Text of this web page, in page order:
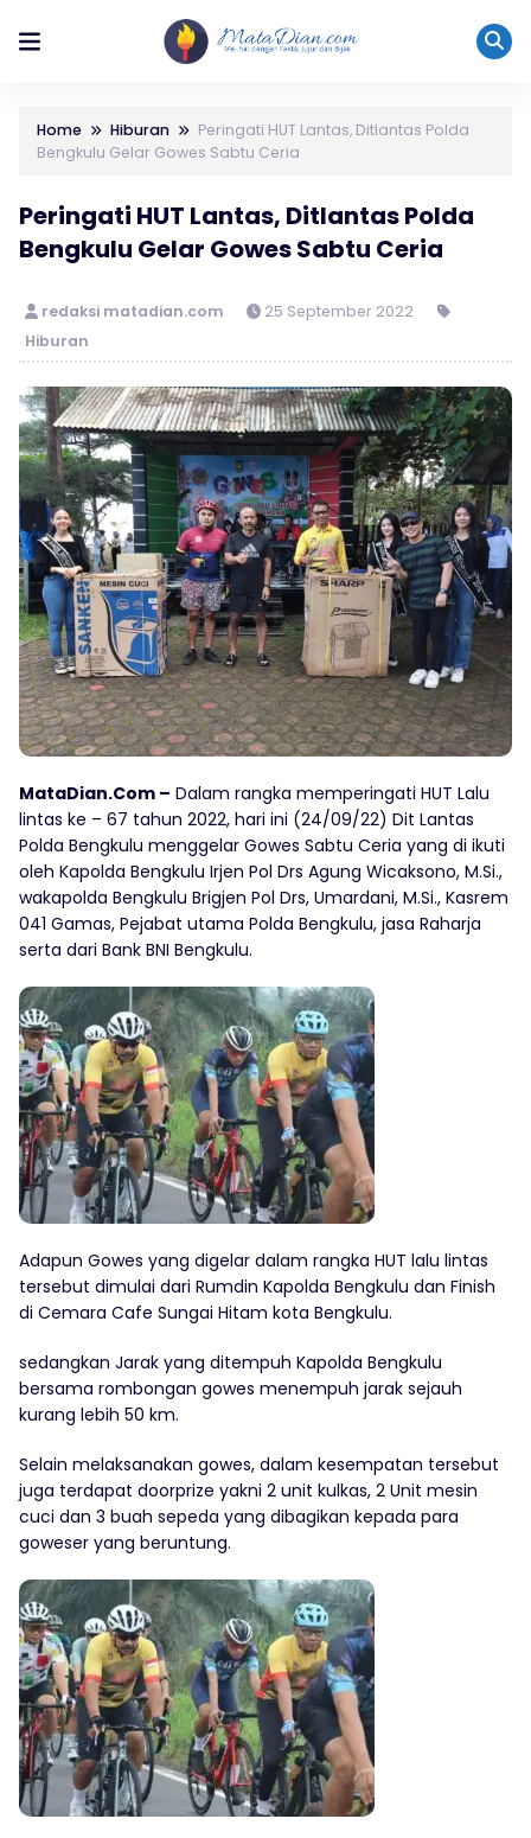
Home Hiburan
Peringati HUT Lantas, Ditlantas Polda
Bengkulu Gelar Gowes Sabtu Ceria
Peringati HUT Lantas, Ditlantas Polda
Bengkulu Gelar Gowes Sabtu Ceria
redaksi matadian.com
25 September 2022
Hiburan
MataDian.Com – Dalam rangka memperingati HUT Lalu
lintas ke – 67 tahun 2022, hari ini (24/09/22) Dit Lantas
Polda Bengkulu menggelar Gowes Sabtu Ceria yang di ikuti
oleh Kapolda Bengkulu Irjen Pol Drs Agung Wicaksono, M.Si.,
wakapolda Bengkulu Brigjen Pol Drs, Umardani, M.Si., Kasrem
041 Gamas, Pejabat utama Polda Bengkulu, jasa Raharja
serta dari Bank BNI Bengkulu.
Adapun Gowes yang digelar dalam rangka HUT lalu lintas
tersebut dimulai dari Rumdin Kapolda Bengkulu dan Finish
di Cemara Cafe Sungai Hitam kota Bengkulu.
sedangkan Jarak yang ditempuh Kapolda Bengkulu
bersama rombongan gowes menempuh jarak sejauh
kurang lebih 50 km.
Selain melaksanakan gowes, dalam kesempatan tersebut
juga terdapat doorprize yakni 2 unit kulkas, 2 Unit mesin
cuci dan 3 buah sepeda yang dibagikan kepada para
goweser yang beruntung.